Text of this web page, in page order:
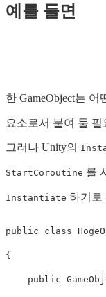
예를 들면
한 GameObject는 어
요소로서 붙여 둘
그러나 Unity의
StartCoroutine 를
Instantiate 하기로
public class
{
public